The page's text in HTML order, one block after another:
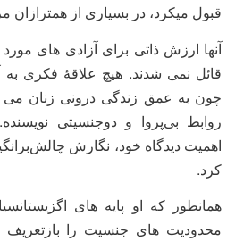
قبول میکرد، در بسیاری از
آنها ارزش ذاتی برای آزادی های
قائل نمی شدند. هیچ علاقۀ فکری به
چون به عمق زندگی درونی زنان می
روابط بی‌پروا و دوجنسیتی
اهمیت دیدگاه خود، نگارش
کرد.
همانطور که او پایه های
محدودیت های جنسیت را